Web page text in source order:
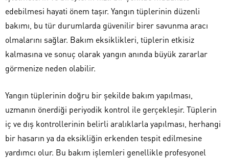
edebilmesi hayati önem taşır. Yangın tüplerinin düzenli
bakımı, bu tür durumlarda güvenilir birer savunma aracı
olmalarını sağlar. Bakım eksiklikleri, tüplerin etkisiz
kalmasına ve sonuç olarak yangın anında büyük zararlar
görmenize neden olabilir.
Yangın tüplerinin doğru bir şekilde bakım yapılması,
uzmanın önerdiği periyodik kontrol ile gerçekleşir. Tüplerin
iç ve dış kontrollerinin belirli aralıklarla yapılması, herhangi
bir hasarın ya da eksikliğin erkenden tespit edilmesine
yardımcı olur. Bu bakım işlemleri genellikle profesyonel